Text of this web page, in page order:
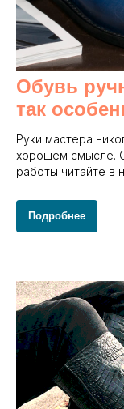
Обувь
так
Руки мастера
хорошем смысле.
работы читайте в
Подробнее